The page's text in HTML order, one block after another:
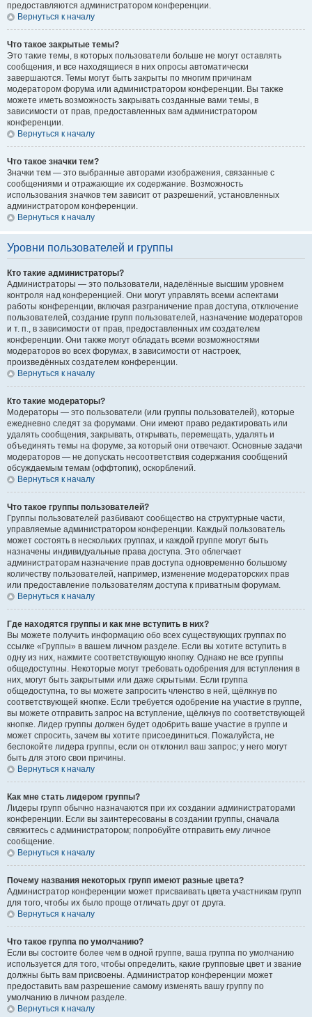
предоставляются администратором конференции.
Вернуться к началу
Что такое закрытые темы?
Это такие темы, в которых пользователи больше не могут оставлять
сообщения, и все находящиеся в них опросы автоматически
завершаются. Темы могут быть закрыты по многим причинам
модератором форума или администратором конференции. Вы также
можете иметь возможность закрывать созданные вами темы, в
зависимости от прав, предоставленных вам администратором
конференции.
Вернуться к началу
Что такое значки тем?
Значки тем — это выбранные авторами изображения, связанные с
сообщениями и отражающие их содержание. Возможность
использования значков тем зависит от разрешений, установленных
администратором конференции.
Вернуться к началу
Уровни пользователей и группы
Кто такие администраторы?
Администраторы — это пользователи, наделённые высшим уровнем
контроля над конференцией. Они могут управлять всеми аспектами
работы конференции, включая разграничение прав доступа, отключение
пользователей, создание групп пользователей, назначение модераторов
и т. п., в зависимости от прав, предоставленных им создателем
конференции. Они также могут обладать всеми возможностями
модераторов во всех форумах, в зависимости от настроек,
произведённых создателем конференции.
Вернуться к началу
Кто такие модераторы?
Модераторы — это пользователи (или группы пользователей), которые
ежедневно следят за форумами. Они имеют право редактировать или
удалять сообщения, закрывать, открывать, перемещать, удалять и
объединять темы на форуме, за который они отвечают. Основные задачи
модераторов — не допускать несоответствия содержания сообщений
обсуждаемым темам (оффтопик), оскорблений.
Вернуться к началу
Что такое группы пользователей?
Группы пользователей разбивают сообщество на структурные части,
управляемые администратором конференции. Каждый пользователь
может состоять в нескольких группах, и каждой группе могут быть
назначены индивидуальные права доступа. Это облегчает
администраторам назначение прав доступа одновременно большому
количеству пользователей, например, изменение модераторских прав
или предоставление пользователям доступа к приватным форумам.
Вернуться к началу
Где находятся группы и как мне вступить в них?
Вы можете получить информацию обо всех существующих группах по
ссылке «Группы» в вашем личном разделе. Если вы хотите вступить в
одну из них, нажмите соответствующую кнопку. Однако не все группы
общедоступны. Некоторые могут требовать одобрения для вступления в
них, могут быть закрытыми или даже скрытыми. Если группа
общедоступна, то вы можете запросить членство в ней, щёлкнув по
соответствующей кнопке. Если требуется одобрение на участие в группе,
вы можете отправить запрос на вступление, щёлкнув по соответствующей
кнопке. Лидер группы должен будет одобрить ваше участие в группе и
может спросить, зачем вы хотите присоединиться. Пожалуйста, не
беспокойте лидера группы, если он отклонил ваш запрос; у него могут
быть для этого свои причины.
Вернуться к началу
Как мне стать лидером группы?
Лидеры групп обычно назначаются при их создании администраторами
конференции. Если вы заинтересованы в создании группы, сначала
свяжитесь с администратором; попробуйте отправить ему личное
сообщение.
Вернуться к началу
Почему названия некоторых групп имеют разные цвета?
Администратор конференции может присваивать цвета участникам групп
для того, чтобы их было проще отличать друг от друга.
Вернуться к началу
Что такое группа по умолчанию?
Если вы состоите более чем в одной группе, ваша группа по умолчанию
используется для того, чтобы определить, какие групповые цвет и звание
должны быть вам присвоены. Администратор конференции может
предоставить вам разрешение самому изменять вашу группу по
умолчанию в личном разделе.
Вернуться к началу